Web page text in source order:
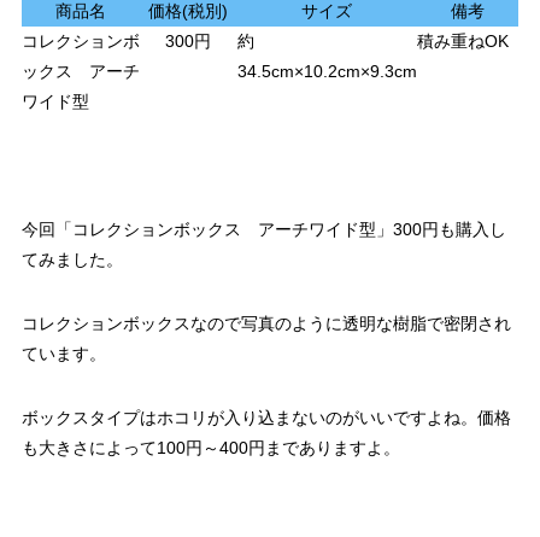
商品名 価格(税別) サイズ
備考
コレクションボ
ックス アーチ
ワイド型
300円
約
34.5cm×10.2cm×9.3cm
積み重ねOK
今回「コレクションボックス アーチワイド型」300円も購入し
てみました。
コレクションボックスなので写真のように透明な樹脂で密閉され
ています。
ボックスタイプはホコリが入り込まないのがいいですよね。価格
も大きさによって100円～400円までありますよ。